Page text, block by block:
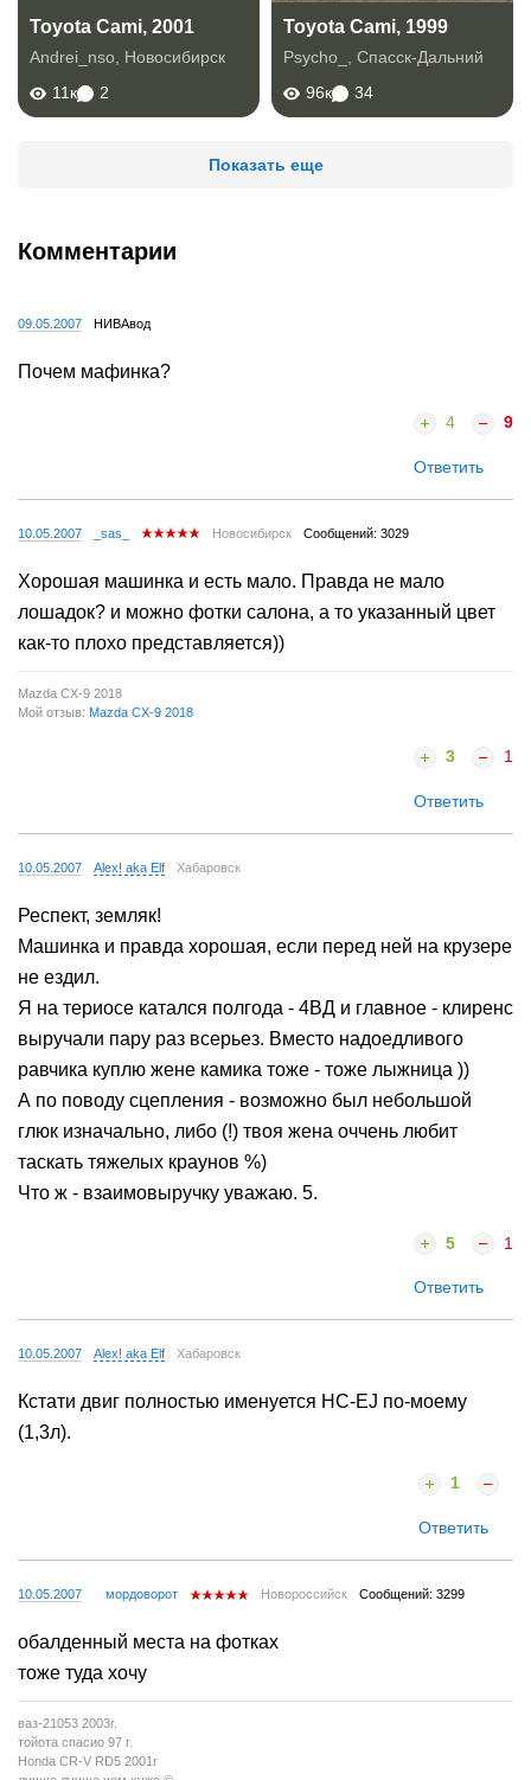
Toyota Cami, 2001
Andrei_nso
Новосибирск
11к
2
Toyota Cami, 1999
Psycho_
Спасск-Дальний
96к
34
Показать еще
Комментарии
09.05.2007 НИВАвод
Почем мафинка?
4 9
Ответить
10.05.2007 _sas_ Новосибирск Сообщений: 3029
Хорошая машинка и есть мало. Правда не мало
лошадок? и можно фотки салона, а то указанный цвет
как-то плохо представляется))
Mazda CX-9 2018
Мой отзыв: Mazda CX-9 2018
3 1
Ответить
10.05.2007 Alex! aka Elf Хабаровск
Респект, земляк!
Машинка и правда хорошая, если перед ней на крузере
не ездил.
Я на териосе катался полгода - 4ВД и главное - клиренс
выручали пару раз всерьез. Вместо надоедливого
равчика куплю жене камика тоже - тоже лыжница ))
А по поводу сцепления - возможно был небольшой
глюк изначально, либо (!) твоя жена оччень любит
таскать тяжелых краунов %)
Что ж - взаимовыручку уважаю. 5.
5 1
Ответить
10.05.2007 Alex! aka Elf Хабаровск
Кстати двиг полностью именуется HC-EJ по-моему
(1,3л).
1
Ответить
10.05.2007 мордоворот Сообщений: 3299
ваз-21053 2003г.
тойота спасио 97 г.